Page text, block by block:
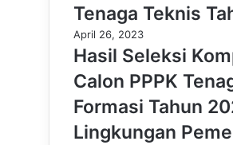
Tenaga Teknis
April 26, 2023
Hasil Seleksi
Calon PPPK
Formasi Tahun
Lingkungan